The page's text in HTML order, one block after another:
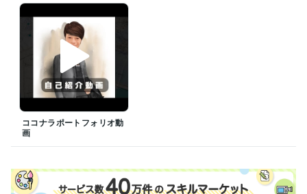
夫婦についてどうあるべきかの哲学
る哲学
ココナラポートフォリオ動
画